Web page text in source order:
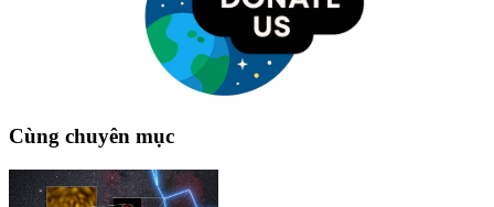
Cùng chuyên mục